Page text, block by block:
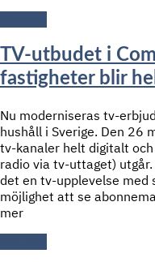
TV-utbudet i
fastigheter blir
Nu moderniseras tv-
hushåll i Sverige. Den 26
tv-kanaler helt digitalt
radio via tv-uttaget)
det en tv-upplevelse med
möjlighet att se
mer